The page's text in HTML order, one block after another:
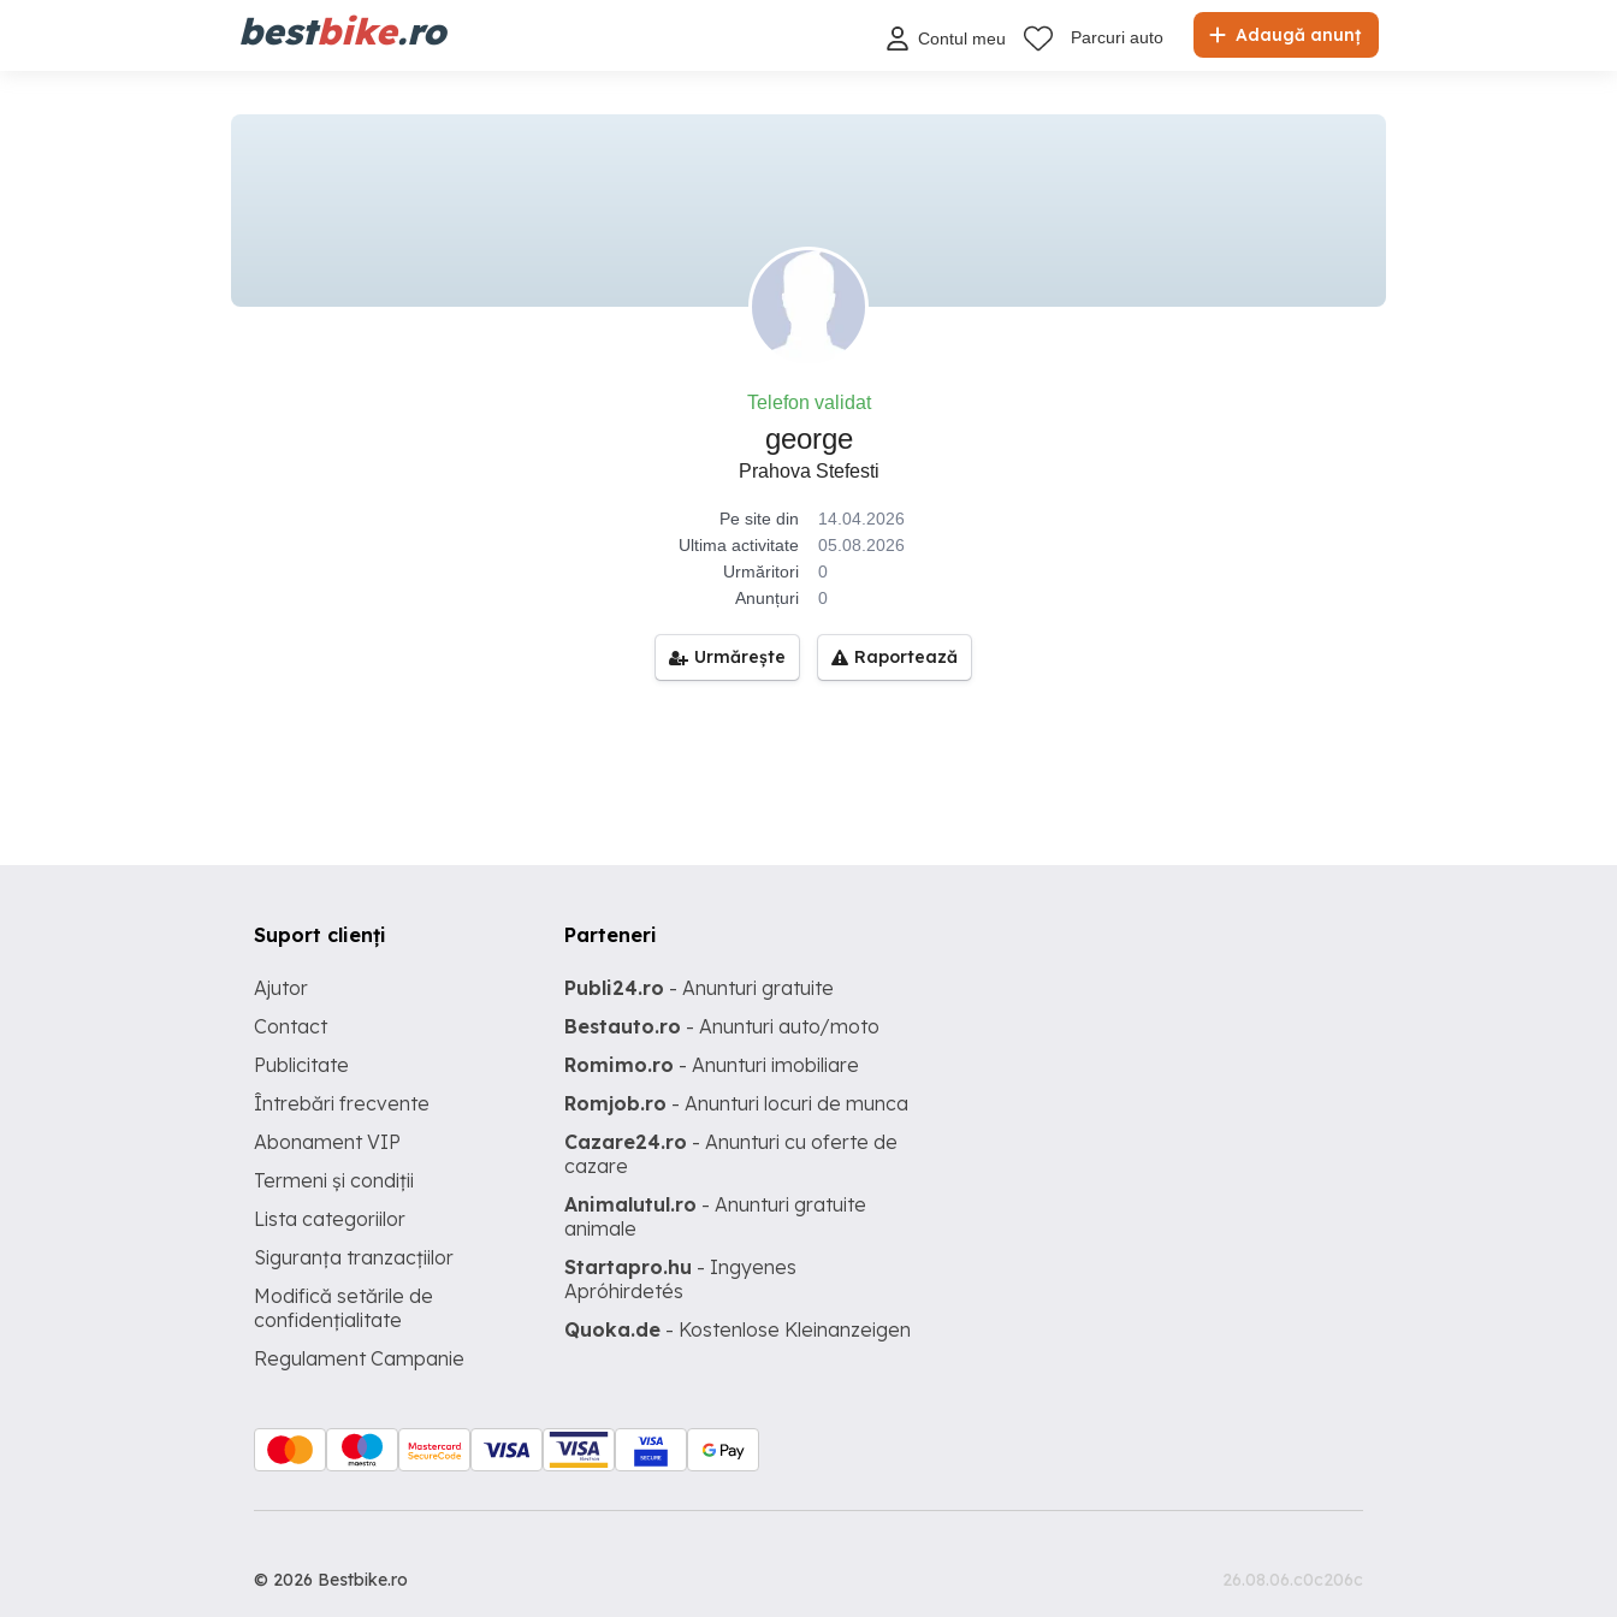
bestbike.ro Adaugă anunț
Contul meu Parcuri auto
Telefon validat
george
Prahova Stefesti
Pe site din
14.04.2026
Ultima activitate
05.08.2026
Urmăritori
0
Anunțuri
0
Urmărește Raportează
Suport clienți
Ajutor
Contact
Publicitate
Întrebări frecvente
Abonament VIP
Termeni și condiții
Lista categoriilor
Siguranța tranzacțiilor
Modifică setările de
confidențialitate
Regulament Campanie
Parteneri
Publi24.ro - Anunturi gratuite
Bestauto.ro - Anunturi auto/moto
Romimo.ro - Anunturi imobiliare
Romjob.ro - Anunturi locuri de munca
Cazare24.ro - Anunturi cu oferte de
cazare
Animalutul.ro - Anunturi gratuite
animale
Startapro.hu - Ingyenes
Apróhirdetés
Quoka.de - Kostenlose Kleinanzeigen
© 2026 Bestbike.ro 26.08.06.c0c206c